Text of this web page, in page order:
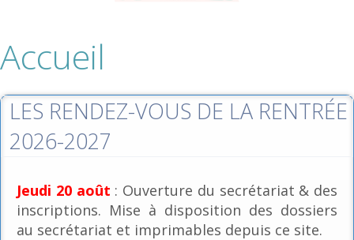
Accueil
LES RENDEZ-VOUS DE LA RENTRÉE
2026-2027
Jeudi 20 août : Ouverture du secrétariat & des
inscriptions. Mise à disposition des dossiers
au secrétariat et imprimables depuis ce site.